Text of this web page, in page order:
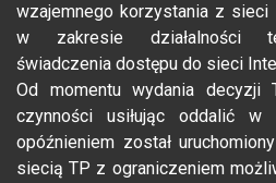
wzajemnego korzystania z sieci
w zakresie działalności
świadczenia dostępu do sieci
Od momentu wydania decyzji
czynności usiłując oddalić
opóźnieniem został
siecią TP z ograniczeniem